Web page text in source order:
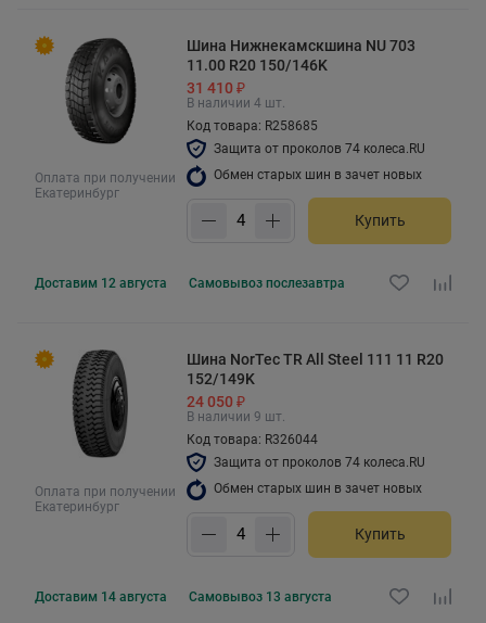
Оплата при получении
Екатеринбург
Шина Нижнекамскшина NU 703
11.00 R20 150/146K
31 410 ₽
В наличии 4 шт.
Код товара: R258685
Защита от проколов 74 колеса.RU
Обмен старых шин в зачет новых
Купить
Доставим 12 августа Самовывоз послезавтра
Оплата при получении
Екатеринбург
Шина NorTec TR All Steel 111 11 R20
152/149K
24 050 ₽
В наличии 9 шт.
Код товара: R326044
Защита от проколов 74 колеса.RU
Обмен старых шин в зачет новых
Купить
Доставим 14 августа Самовывоз 13 августа